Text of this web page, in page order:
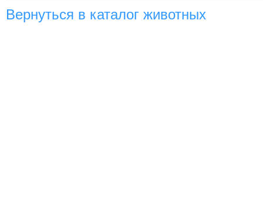
Вернуться в каталог животных